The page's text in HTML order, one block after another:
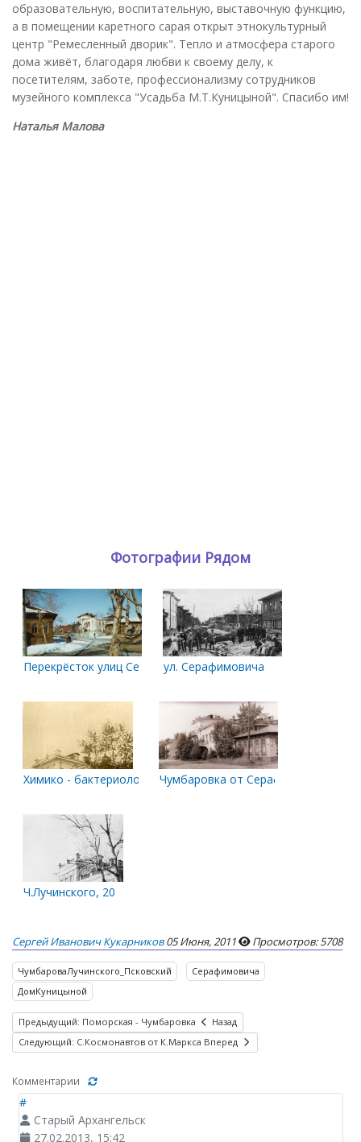
образовательную, воспитательную, выставочную функцию,
а в помещении каретного сарая открыт этнокультурный
центр "Ремесленный дворик". Тепло и атмосфера старого
дома живёт, благодаря любви к своему делу, к
посетителям, заботе, профессионализму сотрудников
музейного комплекса "Усадьба М.Т.Куницыной". Спасибо им!
Наталья Малова
Фотографии Рядом
Перекрёсток улиц Серафимовича и Чумбарова-Лучинского.
ул. Серафимовича
Химико - бактериологический институтЧумбаровка от Серафимовича. 1980
Ч.Лучинского, 20
Сергей Иванович Кукарников 05 Июня, 2011 Просмотров: 5708
ЧумбароваЛучинского_Псковский
Серафимовича
ДомКуницыной
Предыдущий: Поморская - Чумбаровка
Назад
Следующий: С.Космонавтов от К.Маркса Вперед
Комментарии
#
Старый Архангельск
27.02.2013, 15:42